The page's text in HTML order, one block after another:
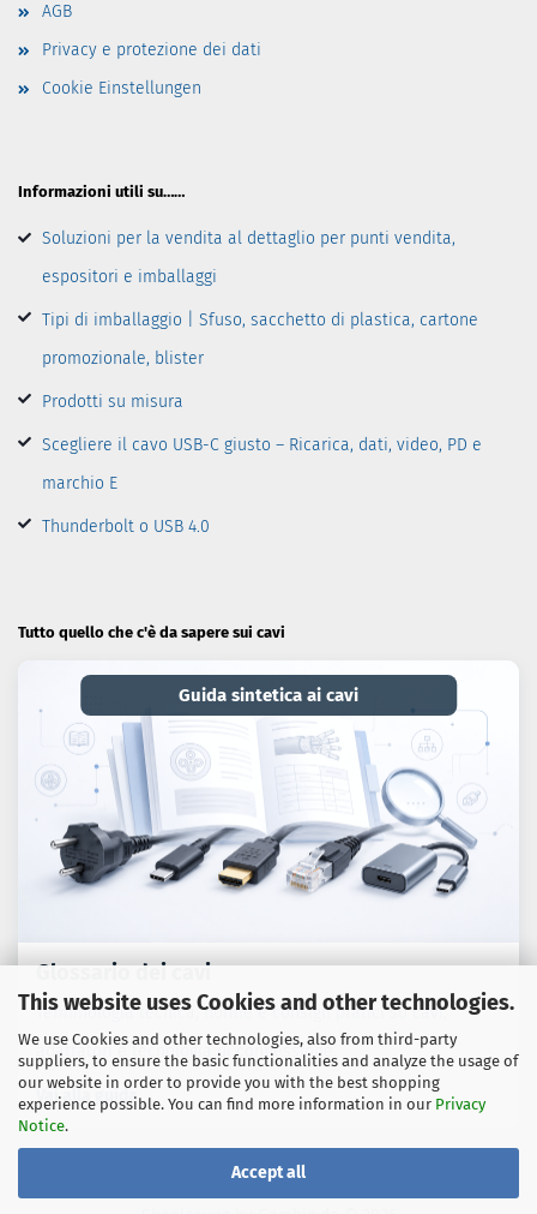
This website uses Cookies and other technologies.
We use Cookies and other technologies, also from third-party
suppliers, to ensure the basic functionalities and analyze the usage of
our website in order to provide you with the best shopping
experience possible. You can find more information in our Privacy
Notice.
Accept all
AGB
Privacy e protezione dei dati
Cookie Einstellungen
Informazioni utili su……
Soluzioni per la vendita al dettaglio per punti vendita,
espositori e imballaggi
Tipi di imballaggio | Sfuso, sacchetto di plastica, cartone
promozionale, blister
Prodotti su misura
Scegliere il cavo USB-C giusto – Ricarica, dati, video, PD e
marchio E
Thunderbolt o USB 4.0
Tutto quello che c'è da sapere sui cavi
Guida sintetica ai cavi
Glossario dei cavi
Terminologia tecnica, norme e consigli pratici su cavi,
adattatori e tecnologia di connessione.
Vai alla guida